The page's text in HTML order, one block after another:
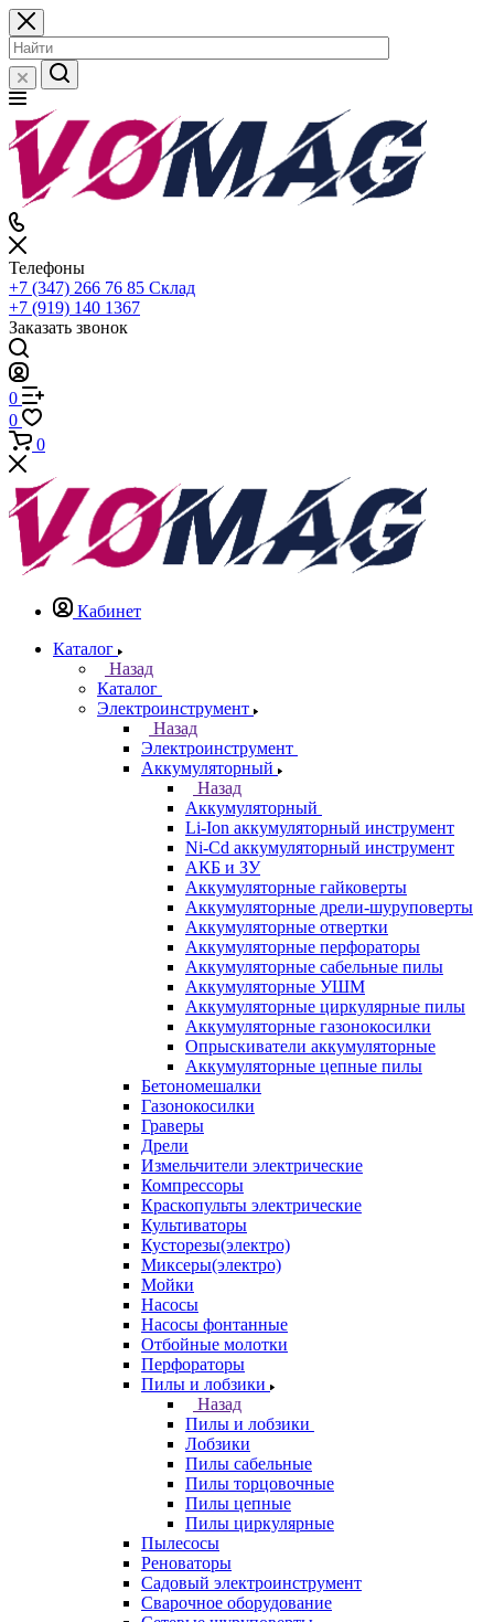
Телефоны
+7 (347) 266 76 85 Склад
+7 (919) 140 1367
Заказать звонок
0
0
0
Кабинет
Каталог
Назад
Каталог
Электроинструмент
Назад
Электроинструмент
Аккумуляторный
Назад
Аккумуляторный
Li-Ion аккумуляторный инструмент
Ni-Cd аккумуляторный инструмент
АКБ и ЗУ
Аккумуляторные гайковерты
Аккумуляторные дрели-шуруповерты
Аккумуляторные отвертки
Аккумуляторные перфораторы
Аккумуляторные сабельные пилы
Аккумуляторные УШМ
Аккумуляторные циркулярные пилы
Аккумуляторные газонокосилки
Опрыскиватели аккумуляторные
Аккумуляторные цепные пилы
Бетономешалки
Газонокосилки
Граверы
Дрели
Измельчители электрические
Компрессоры
Краскопульты электрические
Культиваторы
Кусторезы(электро)
Миксеры(электро)
Мойки
Насосы
Насосы фонтанные
Отбойные молотки
Перфораторы
Пилы и лобзики
Назад
Пилы и лобзики
Лобзики
Пилы сабельные
Пилы торцовочные
Пилы цепные
Пилы циркулярные
Пылесосы
Реноваторы
Садовый электроинструмент
Сварочное оборудование